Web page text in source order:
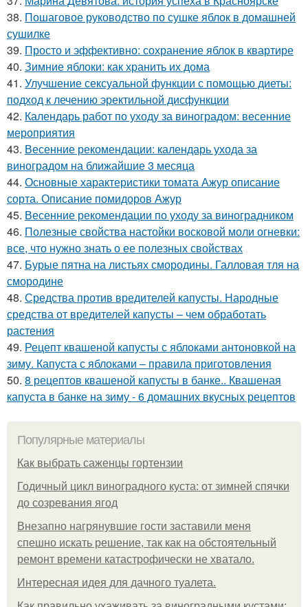
38. Пошаговое руководство по сушке яблок в домашней
сушилке
39. Просто и эффективно: сохранение яблок в квартире
40. Зимние яблоки: как хранить их дома
41. Улучшение сексуальной функции с помощью диеты:
подход к лечению эректильной дисфункции
42. Календарь работ по уходу за виноградом: весенние
мероприятия
43. Весенние рекомендации: календарь ухода за
виноградом на ближайшие 3 месяца
44. Основные характеристики томата Ажур описание
сорта. Описание помидоров Ажур
45. Весенние рекомендации по уходу за виноградником
46. Полезные свойства настойки восковой моли огневки:
все, что нужно знать о ее полезных свойствах
47. Бурые пятна на листьях смородины. Галловая тля на
смородине
48. Средства против вредителей капусты. Народные
средства от вредителей капусты – чем обработать
растения
49. Рецепт квашеной капусты с яблоками антоновкой на
зиму. Капуста с яблоками – правила приготовления
50. 8 рецептов квашеной капусты в банке.. Квашеная
капуста в банке на зиму - 6 домашних вкусных рецептов
Популярные материалы
Как выбрать саженцы гортензии
Годичный цикл виноградного куста: от зимней спячки
до созревания ягод
Внезапно нагрянувшие гости заставили меня
спешно искать решение, так как на обстоятельный
ремонт времени катастрофически не хватало.
Интересная идея для дачного туалета.